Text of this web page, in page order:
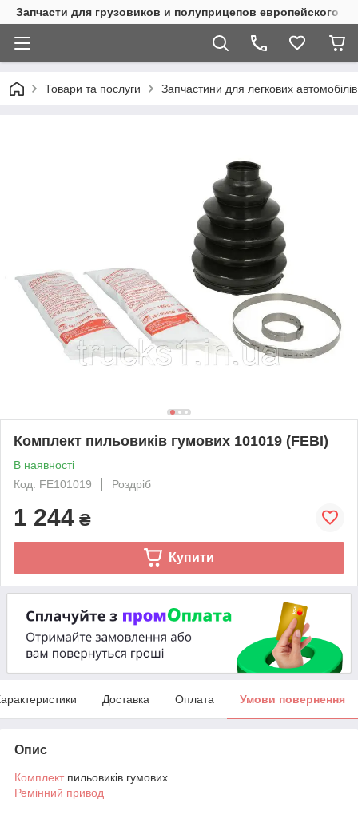
Запчасти для грузовиков и полуприцепов европейского
Товари та послуги Запчастини для легкових автомобілів
Комплект пильовиків гумових 101019 (FEBI)
В наявності
Код: FE101019
Роздріб
1 244 ₴
Купити
Доставка Оплата Умови повернення
Опис
Комплект пильовиків гумових
Ремінний привод